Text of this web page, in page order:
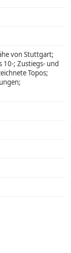
von Stuttgart;
10-; Zustiegs- und
Topos;